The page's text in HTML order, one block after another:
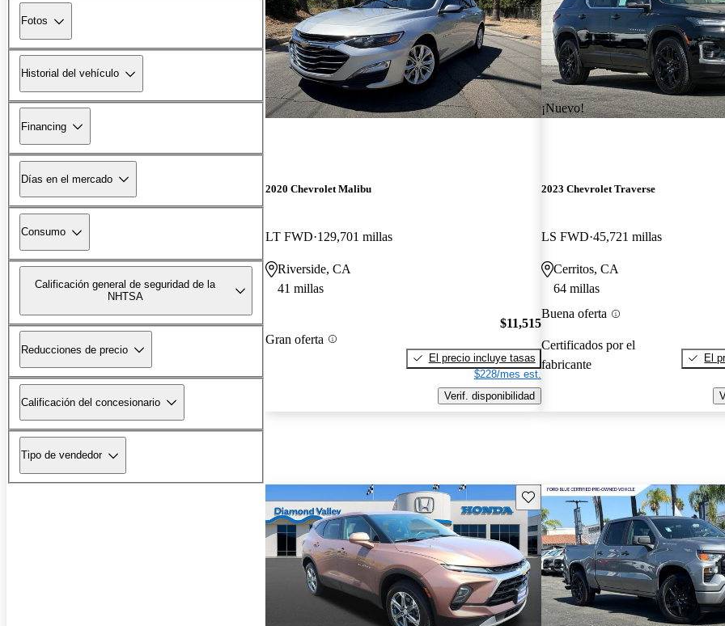
Fotos
Historial del vehículo
Financing
Días en el mercado
Consumo
Calificación general de seguridad de la
NHTSA
Reducciones de precio
Calificación del concesionario
Tipo de vendedor
2020 Chevrolet Malibu
LT FWD 129,701 millas
Riverside, CA
41 millas
Gran oferta
$11,515
El precio incluye tasas
$228/mes est.
Verif. disponibilidad
¡Nuevo!
2023 Chevrolet Traverse
LS FWD 45,721 millas
Cerritos, CA
64 millas
Buena oferta
Certificados por el
fabricante
El
Guarda este Aviso